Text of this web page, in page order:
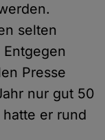
selten
Presse
nur gut 50
er rund